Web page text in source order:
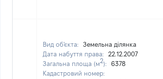
Вид об'єкта:
Земельна ділянка
Дата набуття права:
22.12.2007
Загальна площа (м2):
6378
Кадастровий номер: